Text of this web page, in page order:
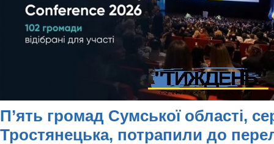
П’ять громад Сумської області,
Тростянецька, потрапили до